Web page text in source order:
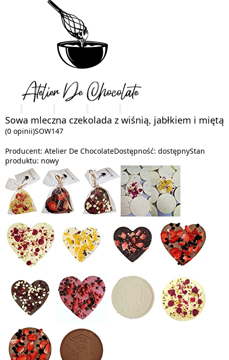
Sowa mleczna czekolada z wiśnią, jabłkiem i miętą
(0 opinii)SOW147
Producent: Atelier De ChocolateDostępność: dostępnyStan
produktu: nowy